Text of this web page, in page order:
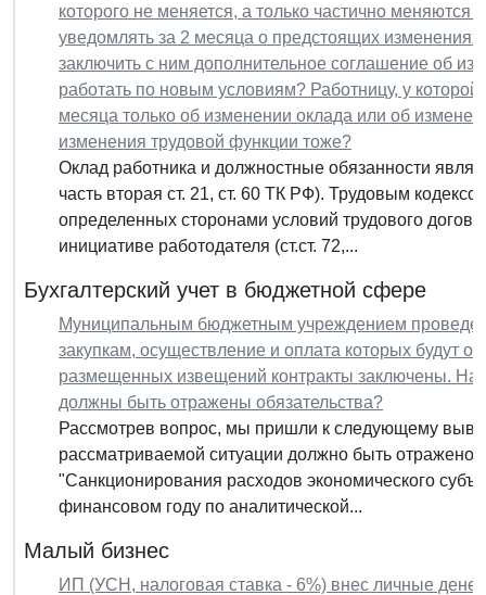
которого не меняется, а только частично
уведомлять за 2 месяца о предстоящих
заключить с ним дополнительное соглашение об
работать по новым условиям? Работницу, у
месяца только об изменении оклада или об
изменения трудовой функции тоже?
Оклад работника и должностные обязанности
часть вторая ст. 21, ст. 60 ТК РФ). Трудовым
определенных сторонами условий трудового
инициативе работодателя (ст.ст. 72,...
Бухгалтерский учет в бюджетной сфере
Муниципальным бюджетным учреждением
закупкам, осуществление и оплата которых будут
размещенных извещений контракты заключены. На
должны быть отражены обязательства?
Рассмотрев вопрос, мы пришли к следующему
рассматриваемой ситуации должно быть
"Санкционирования расходов экономического
финансовом году по аналитической...
Малый бизнес
ИП (УСН, налоговая ставка - 6%) внес личные